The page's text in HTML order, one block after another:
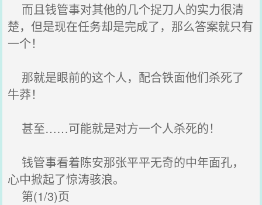
而且钱管事对其他的几个捉刀人的实力很清
楚，但是现在任务却是完成了，那么答案就只有
一个！
那就是眼前的这个人，配合铁面他们杀死了
牛莽！
甚至……可能就是对方一个人杀死的！
钱管事看着陈安那张平平无奇的中年面孔，
心中掀起了惊涛骇浪。
第(1/3)页